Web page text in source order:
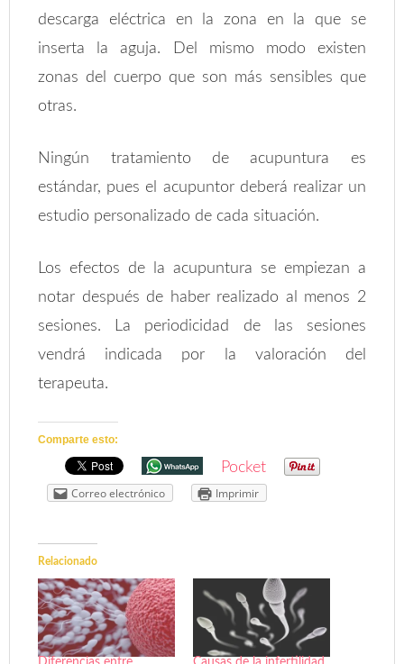
descarga eléctrica en la zona en la que se
inserta la aguja. Del mismo modo existen
zonas del cuerpo que son más sensibles que
otras.
Ningún tratamiento de acupuntura es
estándar, pues el acupuntor deberá realizar un
estudio personalizado de cada situación.
Los efectos de la acupuntura se empiezan a
notar después de haber realizado al menos 2
sesiones. La periodicidad de las sesiones
vendrá indicada por la valoración del
terapeuta.
Comparte esto:
Pocket
Correo electrónico Imprimir
Relacionado